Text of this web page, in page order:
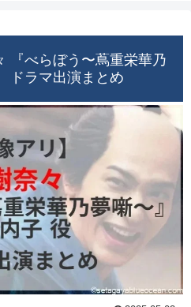
『べらぼう〜蔦重栄華乃
ラマ出演まとめ